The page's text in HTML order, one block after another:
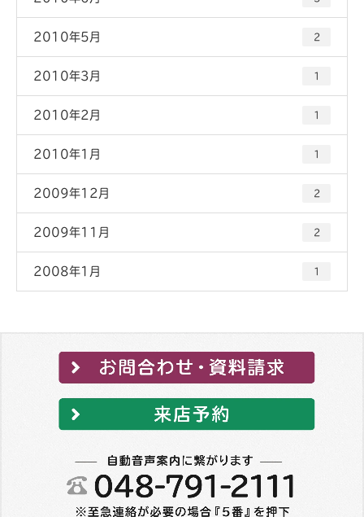
2010年5月 2
2010年3月 1
2010年2月 1
2010年1月 1
2009年12月 2
2009年11月 2
2008年1月 1